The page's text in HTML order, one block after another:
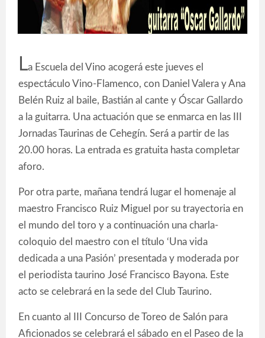
La Escuela del Vino acogerá este jueves el
espectáculo Vino-Flamenco, con Daniel Valera y Ana
Belén Ruiz al baile, Bastián al cante y Óscar Gallardo
a la guitarra. Una actuación que se enmarca en las III
Jornadas Taurinas de Cehegín. Será a partir de las
20.00 horas. La entrada es gratuita hasta completar
aforo.
Por otra parte, mañana tendrá lugar el homenaje al
maestro Francisco Ruiz Miguel por su trayectoria en
el mundo del toro y a continuación una charla-
coloquio del maestro con el título ‘Una vida
dedicada a una Pasión’ presentada y moderada por
el periodista taurino José Francisco Bayona. Este
acto se celebrará en la sede del Club Taurino.
En cuanto al III Concurso de Toreo de Salón para
Aficionados se celebrará el sábado en el Paseo de la